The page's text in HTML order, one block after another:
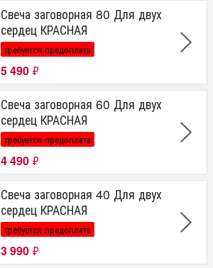
Свеча заговорная 80 Для двух
сердец КРАСНАЯ
требуется предоплата
5 490 ₽
Свеча заговорная 60 Для двух
сердец КРАСНАЯ
требуется предоплата
4 490 ₽
Свеча заговорная 40 Для двух
сердец КРАСНАЯ
требуется предоплата
3 990 ₽